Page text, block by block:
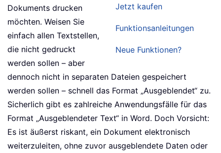
Jetzt kaufen
Funktionsanleitungen
Neue Funktionen?
Dokuments drucken
möchten. Weisen Sie
einfach allen Textstellen,
die nicht gedruckt
werden sollen – aber
dennoch nicht in separaten Dateien gespeichert
werden sollen – schnell das Format „Ausgeblendet“ zu.
Sicherlich gibt es zahlreiche Anwendungsfälle für das
Format „Ausgeblendeter Text“ in Word. Doch Vorsicht:
Es ist äußerst riskant, ein Dokument elektronisch
weiterzuleiten, ohne zuvor ausgeblendete Daten oder